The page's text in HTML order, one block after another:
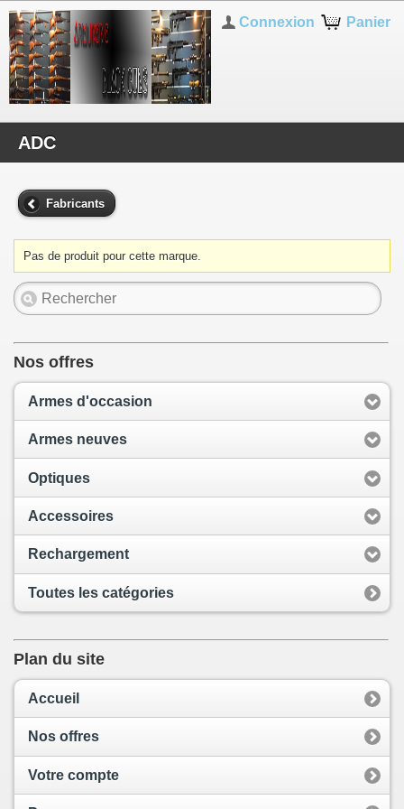
Panier
Connexion
ADC
Fabricants
Pas de produit pour cette marque.
Nos offres
Armes d'occasion
Armes neuves
Optiques
Accessoires
Rechargement
Toutes les catégories
Plan du site
Accueil
Nos offres
Votre compte